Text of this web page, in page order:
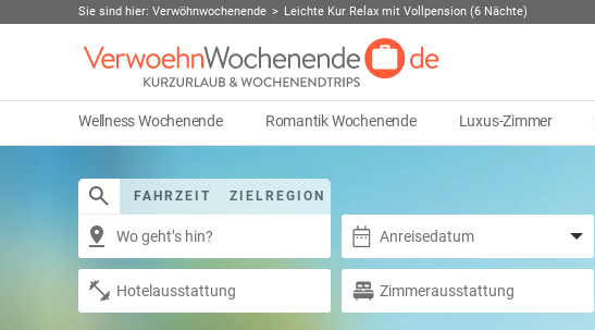
Sie sind hier: Verwöhnwochenende Leichte Kur Relax mit Vollpension (6 Nächte)
Wellness Wochenende Romantik Wochenende Luxus-Zimmer
FAHRZEIT ZIELREGION